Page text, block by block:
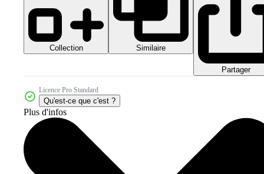
Collection Similaire
Partager
Licence Pro Standard
Qu'est-ce que c'est ?
Plus d'infos